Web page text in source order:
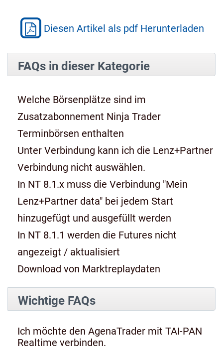
Diesen Artikel als pdf Herunterladen
FAQs in dieser Kategorie
Welche Börsenplätze sind im
Zusatzabonnement Ninja Trader
Terminbörsen enthalten
Unter Verbindung kann ich die Lenz+Partner
Verbindung nicht auswählen.
In NT 8.1.x muss die Verbindung "Mein
Lenz+Partner data" bei jedem Start
hinzugefügt und ausgefüllt werden
In NT 8.1.1 werden die Futures nicht
angezeigt / aktualisiert
Download von Marktreplaydaten
Wichtige FAQs
Ich möchte den AgenaTrader mit TAI-PAN
Realtime verbinden.